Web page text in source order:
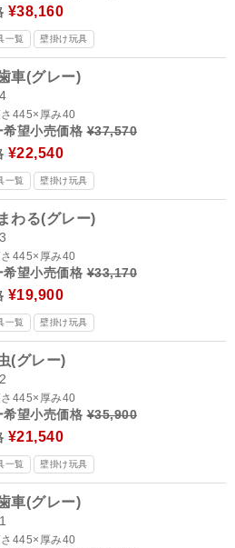
¥38,160
一覧 壁掛け玩具
車(グレー)
445×厚み40
希望小売価格¥37,570
¥22,540
一覧 壁掛け玩具
わる(グレー)
445×厚み40
希望小売価格¥33,170
¥19,900
一覧 壁掛け玩具
(グレー)
445×厚み40
希望小売価格¥35,900
¥21,540
一覧 壁掛け玩具
車(グレー)
445×厚み40